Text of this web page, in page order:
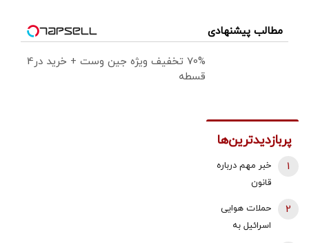
مطالب پیشنهادی
70% تخفیف ویژه جین وست + خرید در4
قسطه
پربازدیدترین‌ها
خبر مهم درباره
قانون
بازنشستگی
1
حملات هوایی
اسرائیل به
2